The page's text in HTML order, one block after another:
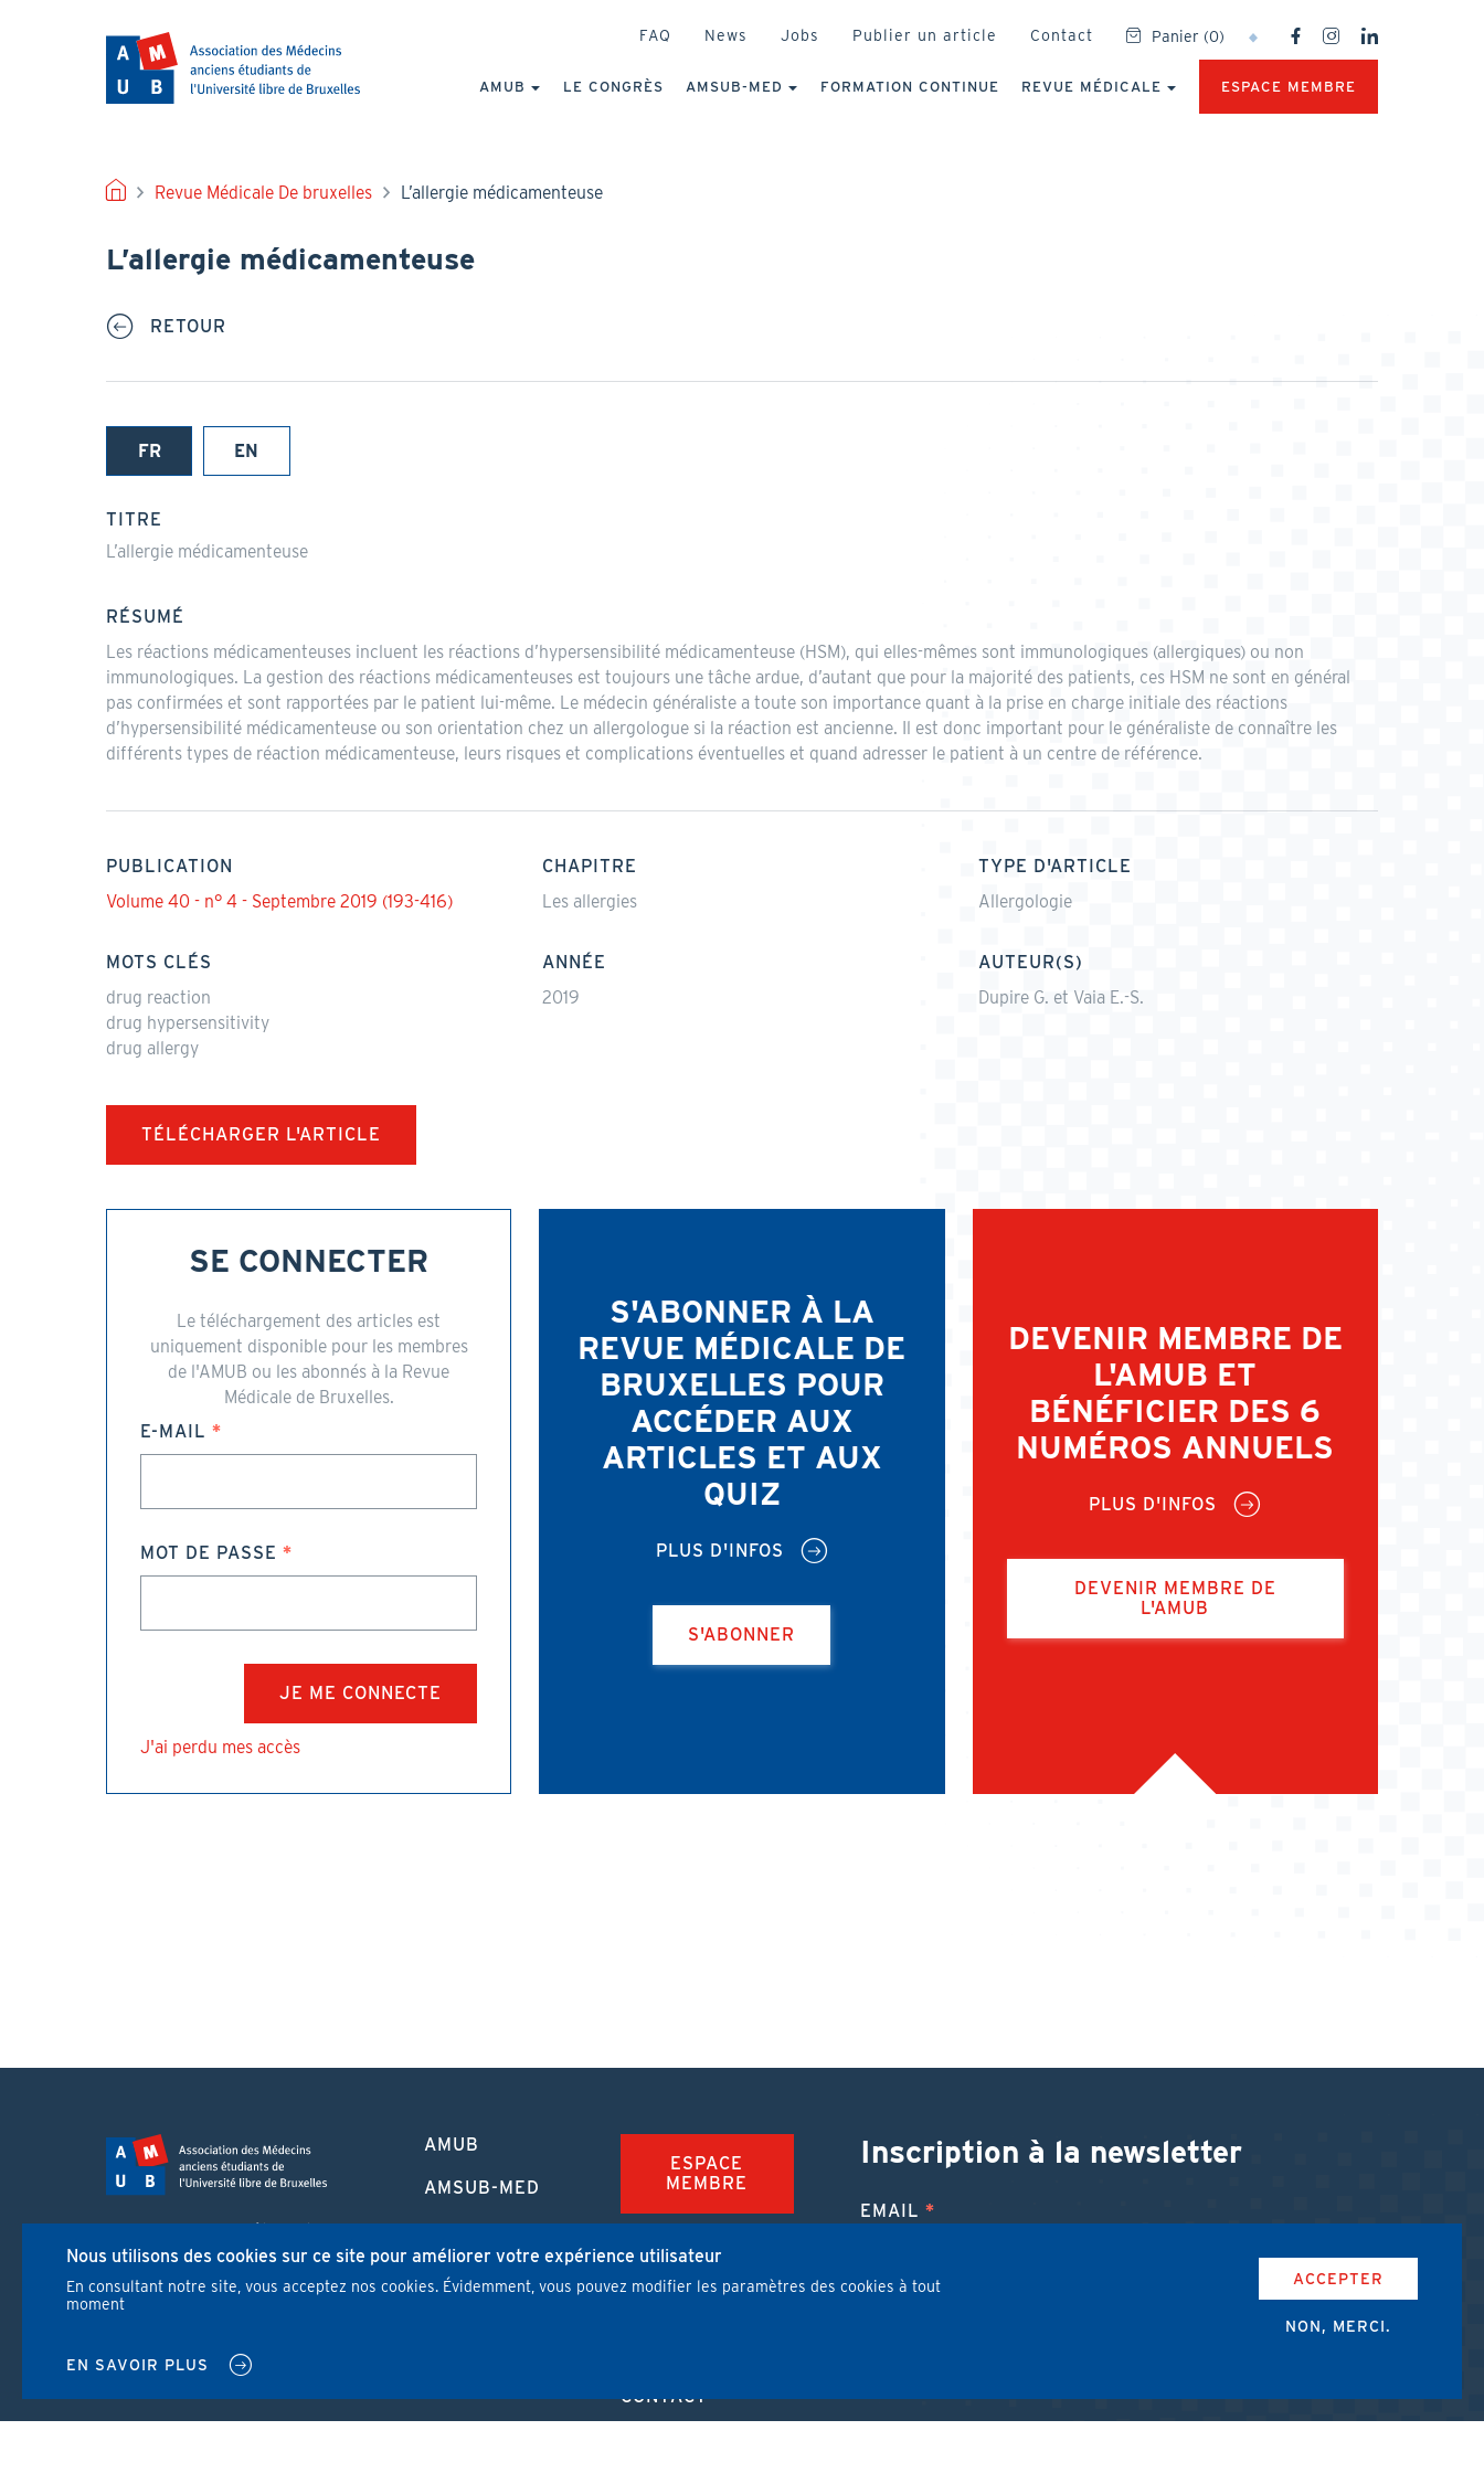
HEADER
FAQ News Jobs Publier un article Contact Panier (0)
SOCIAL
NETWORKS
PRINCIPALE
AMUB LE CONGRÈS AMSUB-MED FORMATION CONTINUE REVUE MÉDICALE ESPACE MEMBRE
FIL
D'ARIANE
Revue Médicale De bruxelles L’allergie médicamenteuse
L’allergie médicamenteuse
RETOUR
FR
(onglet
EN
TITRE
L’allergie médicamenteuse
RÉSUMÉ
Les réactions médicamenteuses incluent les réactions d’hypersensibilité médicamenteuse (HSM), qui elles-mêmes sont immunologiques (allergiques) ou non
immunologiques. La gestion des réactions médicamenteuses est toujours une tâche ardue, d’autant que pour la majorité des patients, ces HSM ne sont en général
pas confirmées et sont rapportées par le patient lui-même. Le médecin généraliste a toute son importance quant à la prise en charge initiale des réactions
d’hypersensibilité médicamenteuse ou son orientation chez un allergologue si la réaction est ancienne. Il est donc important pour le généraliste de connaître les
différents types de réaction médicamenteuse, leurs risques et complications éventuelles et quand adresser le patient à un centre de référence.
PUBLICATION
Volume 40 - n° 4 - Septembre 2019 (193-416)
CHAPITRE
Les allergies
TYPE D'ARTICLE
Allergologie
MOTS CLÉS
drug reaction
drug hypersensitivity
drug allergy
ANNÉE
2019
AUTEUR(S)
Dupire G. et Vaia E.-S.
TÉLÉCHARGER L'ARTICLE
SE CONNECTER
Le téléchargement des articles est
uniquement disponible pour les membres
de l'AMUB ou les abonnés à la Revue
Médicale de Bruxelles.
E-MAIL
MOT DE PASSE
J'ai perdu mes accès
S'ABONNER À LA
REVUE MÉDICALE DE
BRUXELLES POUR
ACCÉDER AUX
ARTICLES ET AUX
QUIZ
PLUS D'INFOS
S'ABONNER
DEVENIR MEMBRE DE
L'AMUB ET
BÉNÉFICIER DES 6
NUMÉROS ANNUELS
PLUS D'INFOS
DEVENIR MEMBRE DE
L'AMUB
Route de Lennik 808/612
1070 Bruxelles
+32 2 555 67 94
SOCIAL
MENU
PIED
PAGE
AMUB
AMSUB-MED
FORMATION
CONTINUE
REVUE MÉDICALE
ESPACE
MEMBRE
FAQ
JOBS
CONTACT
Inscription à la newsletter
EMAIL
J'ai lu et j'accepte les conditions d'utilisation de l'AMUB.
Nous utilisons des cookies sur ce site pour améliorer votre expérience utilisateur
En consultant notre site, vous acceptez nos cookies. Évidemment, vous pouvez modifier les paramètres des cookies à tout
moment
EN SAVOIR PLUS
ACCEPTER
NON, MERCI.